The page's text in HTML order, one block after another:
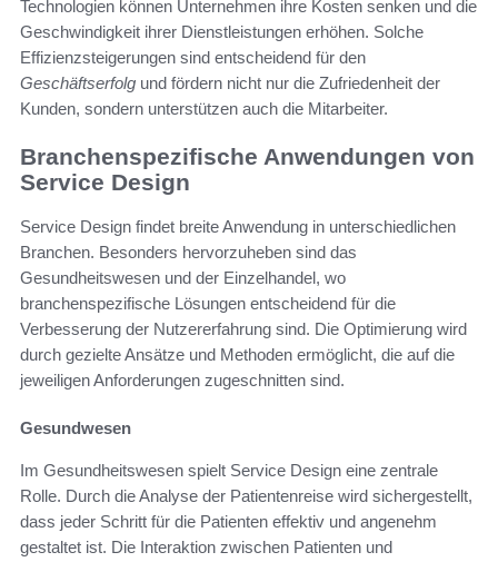
Technologien können Unternehmen ihre Kosten senken und die
Geschwindigkeit ihrer Dienstleistungen erhöhen. Solche
Effizienzsteigerungen sind entscheidend für den
Geschäftserfolg und fördern nicht nur die Zufriedenheit der
Kunden, sondern unterstützen auch die Mitarbeiter.
Branchenspezifische Anwendungen von
Service Design
Service Design findet breite Anwendung in unterschiedlichen
Branchen. Besonders hervorzuheben sind das
Gesundheitswesen und der Einzelhandel, wo
branchenspezifische Lösungen entscheidend für die
Verbesserung der Nutzererfahrung sind. Die Optimierung wird
durch gezielte Ansätze und Methoden ermöglicht, die auf die
jeweiligen Anforderungen zugeschnitten sind.
Gesundwesen
Im Gesundheitswesen spielt Service Design eine zentrale
Rolle. Durch die Analyse der Patientenreise wird sichergestellt,
dass jeder Schritt für die Patienten effektiv und angenehm
gestaltet ist. Die Interaktion zwischen Patienten und